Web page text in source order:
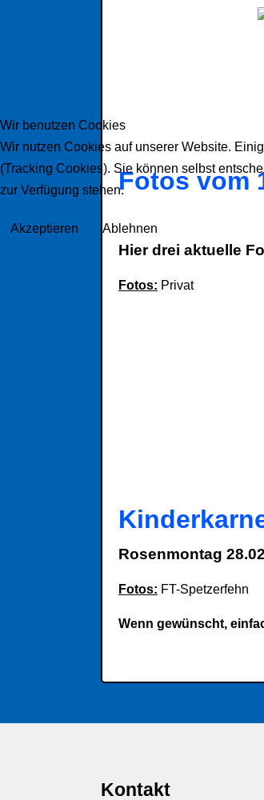
Fotos vom
Hier drei aktuelle
Fotos: Privat
Rosenmontag
Fotos: FT-Spetzerfehn
Wenn gewünscht,
Kontakt
Wir benutzen Cookies
Wir nutzen Cookies auf unserer Website.
(Tracking Cookies). Sie können selbst
zur Verfügung stehen.
Akzeptieren Ablehnen